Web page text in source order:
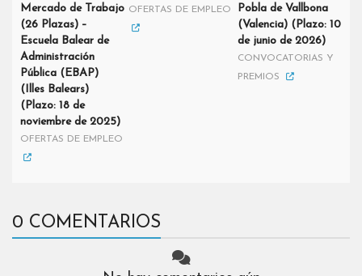
Mercado de Trabajo
(26 Plazas) –
Escuela Balear de
Administración
Pública (EBAP)
(Illes Balears)
(Plazo: 18 de
noviembre de 2025)
OFERTAS DE EMPLEO
OFERTAS DE EMPLEO
Pobla de Vallbona
(Valencia) (Plazo: 10
de junio de 2026)
CONVOCATORIAS Y
PREMIOS
0 COMENTARIOS